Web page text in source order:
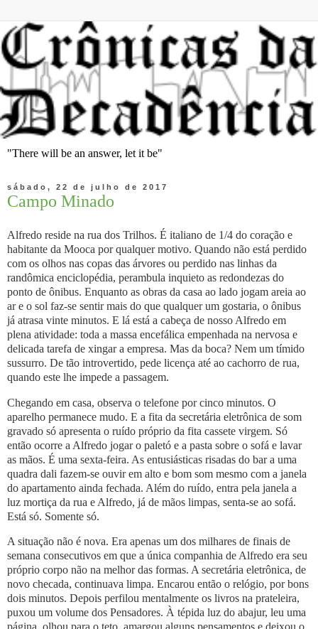
"There will be an answer, let it be"
sábado, 22 de julho de 2017
Campo Minado
Alfredo reside na rua dos Trilhos. É italiano de 1/4 do coração e
habitante da Mooca por qualquer motivo. Quando não está perdido
com os olhos nas copas das árvores ou perdido nas linhas da
randômica enciclopédia, perambula inquieto as redondezas do
ponto de ônibus. Enquanto as obras da casa ao lado jogam areia ao
ar e o sol faz-se sentir mais do que qualquer um gostaria, o ônibus
já atrasa vinte minutos. E lá está a cabeça de nosso Alfredo em
plena atividade: toda a massa encefálica empenhada na nervosa e
delicada tarefa de xingar a empresa. Mas da boca? Nem um tímido
sussurro. De tão introvertido, pede licença até ao cachorro de rua,
quando este lhe impede a passagem.
Chegando em casa, observa o telefone por cinco minutos. O
aparelho permanece mudo. E a fita da secretária eletrônica de som
gravado só apresenta o ruído próprio da fita cassete virgem. Só
então ocorre a Alfredo jogar o paletó e a pasta sobre o sofá e lavar
as mãos. É uma sexta-feira. As entusiásticas risadas do bar a uma
quadra dali fazem-se ouvir em alto e bom som mesmo com a janela
do apartamento ainda fechada. Além do ruído, entra pela janela a
luz mortiça da rua e Alfredo, já de mãos limpas, senta-se ao sofá.
Está só. Somente só.
A situação não é nova. Era apenas um dos milhares de finais de
semana consecutivos em que a única companhia de Alfredo era seu
próprio corpo não na melhor das formas. A secretária eletrônica, de
novo checada, continuava limpa. Encarou então o relógio, por bons
dois minutos. Depois perfilou mentalmente os livros na prateleira,
puxou um volume dos Pensadores. À tépida luz do abajur, leu uma